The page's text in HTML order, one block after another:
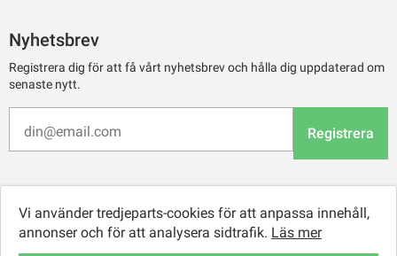
Nyhetsbrev
Registrera dig för att få vårt nyhetsbrev och hålla dig uppdaterad om
senaste nytt.
Registrera
Vi använder tredjeparts-cookies för att anpassa innehåll,
annonser och för att analysera sidtrafik. Läs mer